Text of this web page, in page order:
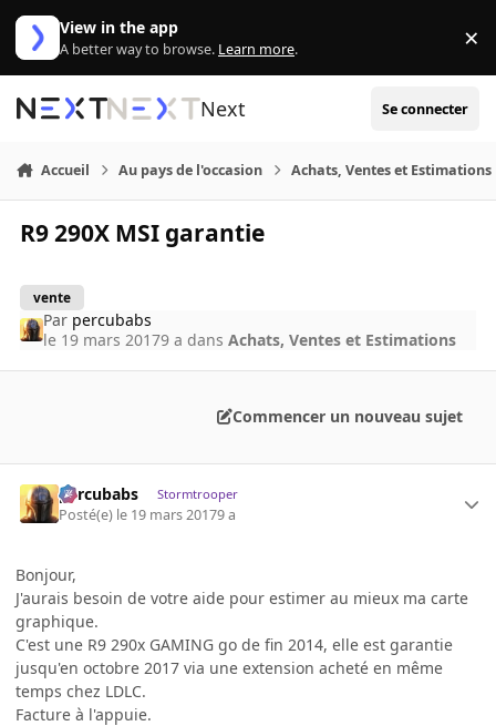
Aller au contenu
View in the app
A better way to browse. Learn more. ×
Next Se connecter
Accueil Au pays de l'occasion Achats, Ventes et Estimations
R9 290X MSI garantie
vente
Par percubabs
le 19 mars 20179 a dansAchats, Ventes et Estimations
Commencer un nouveau sujet
percubabs Stormtrooper
Posté(e) le 19 mars 20179 a
Bonjour,
J'aurais besoin de votre aide pour estimer au mieux ma carte
graphique.
C'est une R9 290x GAMING go de fin 2014, elle est garantie
jusqu'en octobre 2017 via une extension acheté en même
temps chez LDLC.
Facture à l'appuie.